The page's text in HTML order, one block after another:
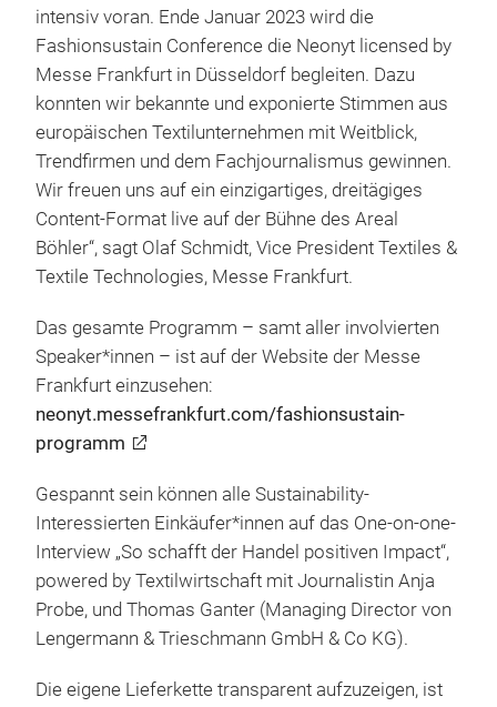
intensiv voran. Ende Januar 2023 wird die
Fashionsustain Conference die Neonyt licensed by
Messe Frankfurt in Düsseldorf begleiten. Dazu
konnten wir bekannte und exponierte Stimmen aus
europäischen Textilunternehmen mit Weitblick,
Trendfirmen und dem Fachjournalismus gewinnen.
Wir freuen uns auf ein einzigartiges, dreitägiges
Content-Format live auf der Bühne des Areal
Böhler“, sagt Olaf Schmidt, Vice President Textiles &
Textile Technologies, Messe Frankfurt.
Das gesamte Programm – samt aller involvierten
Speaker*innen – ist auf der Website der Messe
Frankfurt einzusehen:
neonyt.messefrankfurt.com/fashionsustain-
programm
Gespannt sein können alle Sustainability-
Interessierten Einkäufer*innen auf das One-on-one-
Interview „So schafft der Handel positiven Impact“,
powered by Textilwirtschaft mit Journalistin Anja
Probe, und Thomas Ganter (Managing Director von
Lengermann & Trieschmann GmbH & Co KG).
Die eigene Lieferkette transparent aufzuzeigen, ist